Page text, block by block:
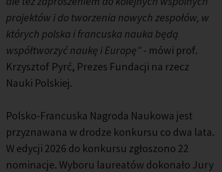
projektów i do tworzenia nowych zespołów, w
których polska i francuska nauka będą
współtworzyć naukę i Europę"- mówi prof.
Krzysztof Pyrć, Prezes Fundacji na rzecz
Nauki Polskiej.
Polsko-Francuska Nagroda Naukowa jest
przyznawana w drodze konkursu co dwa lata.
W edycji 2026 do konkursu zgłoszono 22
nominacje. Wyboru laureatów dokonało Jury